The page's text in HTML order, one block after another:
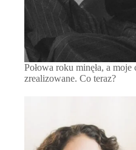
Połowa roku minęła, a moje
zrealizowane. Co teraz?